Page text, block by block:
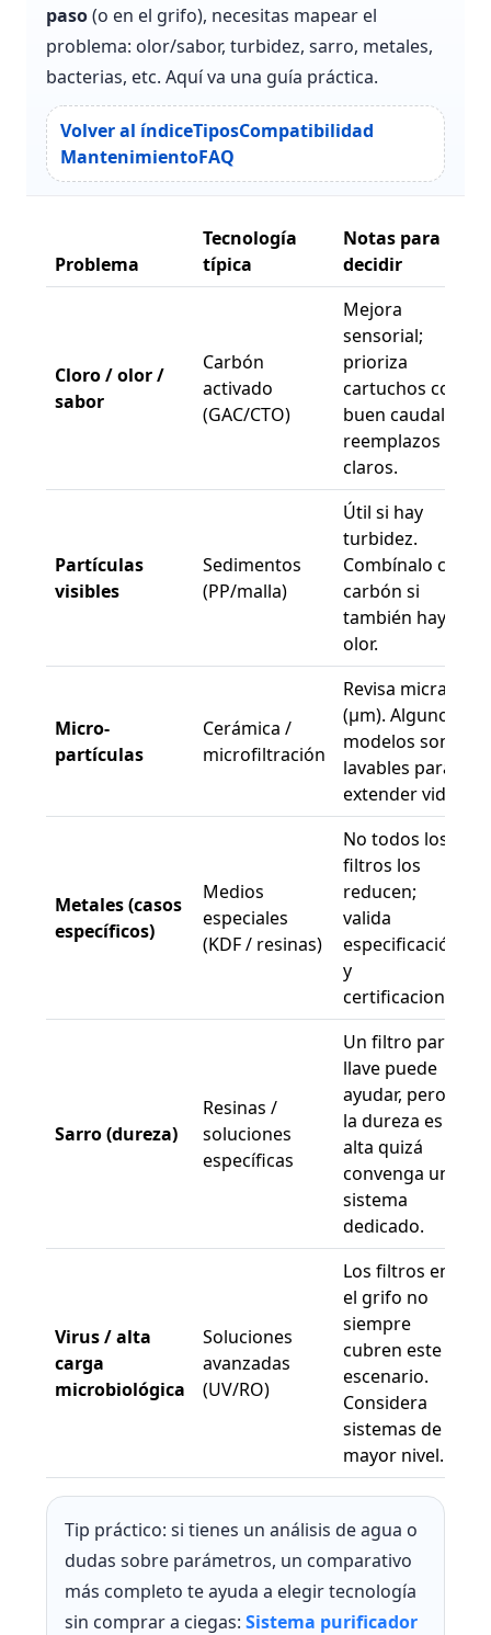
paso(o en el grifo), necesitas mapear el
problema: olor/sabor, turbidez, sarro, metales,
bacterias, etc. Aquí va una guía práctica.
Volver al índiceTiposCompatibilidad
MantenimientoFAQ
Problema
Tecnología
típica
Notas para
decidir
Cloro / olor /
sabor
Carbón
activado
(GAC/CTO)
Mejora
sensorial;
prioriza
cartuchos con
buen caudal y
reemplazos
claros.
Partículas
visibles
Sedimentos
(PP/malla)
Útil si hay
turbidez.
Combínalo con
carbón si
también hay
olor.
Micro-
partículas
Cerámica /
microfiltración
Revisa micraje
(μm). Algunos
modelos son
lavables para
extender vida.
Metales (casos
específicos)
Medios
especiales
(KDF / resinas)
No todos los
filtros los
reducen;
valida
especificación
y
certificaciones.
Sarro (dureza)
Resinas /
soluciones
específicas
Un filtro para
llave puede
ayudar, pero si
la dureza es
alta quizá
convenga un
sistema
dedicado.
Virus / alta
carga
microbiológica
Soluciones
avanzadas
(UV/RO)
Los filtros en
el grifo no
siempre
cubren este
escenario.
Considera
sistemas de
mayor nivel.
Tip práctico: si tienes un análisis de agua o
dudas sobre parámetros, un comparativo
más completo te ayuda a elegir tecnología
sin comprar a ciegas: Sistema purificador